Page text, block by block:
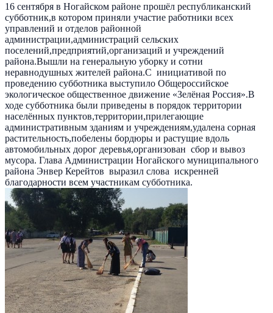
16 сентября в Ногайском районе прошёл республиканский
субботник,в котором приняли участие работники всех
управлений и отделов районной
администрации,администраций сельских
поселений,предприятий,организаций и учреждений
района.Вышли на генеральную уборку и сотни
неравнодушных жителей района.С инициативой по
проведению субботника выступило Общероссийское
экологическое общественное движение «Зелёная Россия».В
ходе субботника были приведены в порядок территории
населённых пунктов,территории,прилегающие
административным зданиям и учреждениям,удалена сорная
растительность,побелены бордюры и растущие вдоль
автомобильных дорог деревья,организован сбор и вывоз
мусора. Глава Администрации Ногайского муниципального
района Энвер Керейтов выразил слова искренней
благодарности всем участникам субботника.